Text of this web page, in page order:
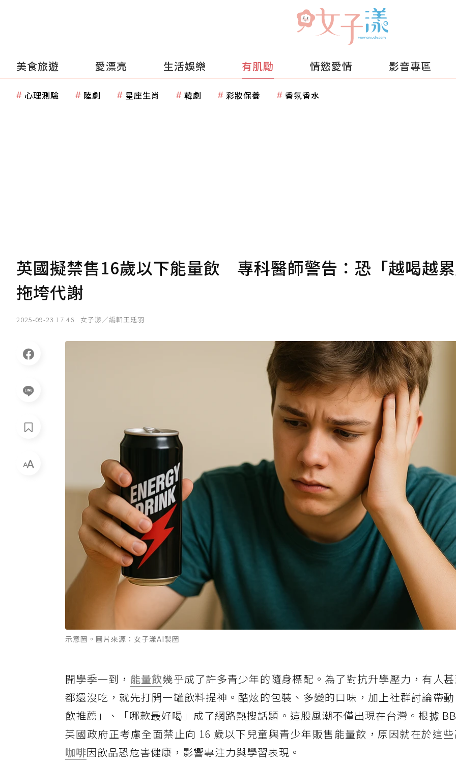
美食旅遊 愛漂亮 生活娛樂 有肌勵 情慾愛情 影音專區
心理測驗 陸劇 星座生肖 韓劇 彩妝保養 香氛香水
英國擬禁售16歲以下能量飲 專科醫師警告：恐「越喝越
拖垮代謝
2025-09-23 17:46 女子漾／編輯王廷羽
示意圖。圖片來源：女子漾AI製圖
開學季一到， 能量飲幾乎成了許多青少年的隨身標配。為了對抗升學壓力，有人
都還沒吃，就先打開一罐飲料提神。酷炫的包裝、多變的口味，加上社群討論帶
飲推薦」、「哪款最好喝」成了網路熱搜話題。這股風潮不僅出現在台灣。根據
英國政府正考慮全面禁止向 16 歲以下兒童與青少年販售能量飲，原因就在於這
咖啡因飲品恐危害健康，影響專注力與學習表現。